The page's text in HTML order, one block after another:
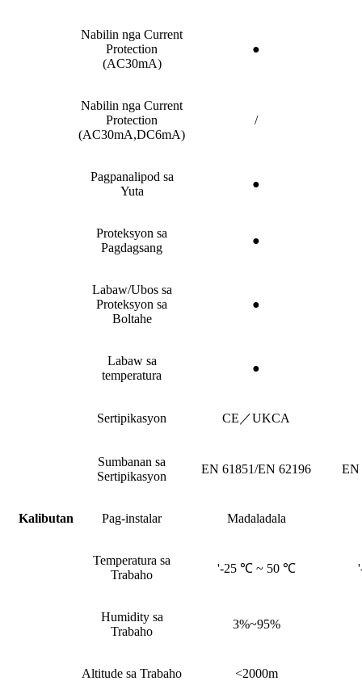
Nabilin nga Current
Protection
(AC30mA)
●
Nabilin nga Current
Protection
(AC30mA,DC6mA)
/
Pagpanalipod sa
Yuta
●
Proteksyon sa
Pagdagsang
●
Labaw/Ubos sa
Proteksyon sa
Boltahe
●
Labaw sa
temperatura
●
Sertipikasyon CE／UKCA
Sumbanan sa
Sertipikasyon
EN 61851/EN 62196 EN
Kalibutan Pag-instalar Madaladala
Temperatura sa
Trabaho
'-25 ℃ ~ 50 ℃
Humidity sa
Trabaho
3%~95%
Altitude sa Trabaho <2000m